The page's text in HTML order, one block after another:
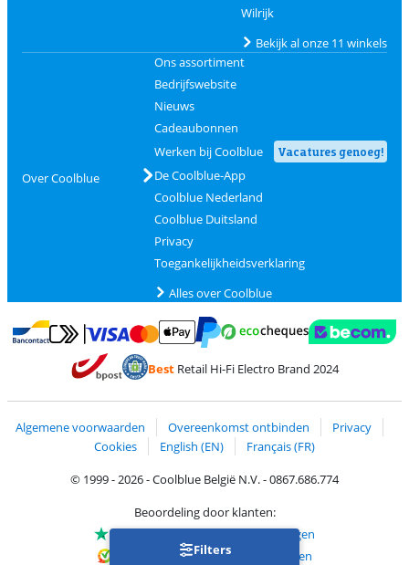
Filters
Wilrijk
Bekijk al onze 11 winkels
Over Coolblue
Ons assortiment
Bedrijfswebsite
Nieuws
Cadeaubonnen
Werken bij Coolblue
Vacatures genoeg!
De Coolblue-App
Coolblue Nederland
Coolblue Duitsland
Privacy
Toegankelijkheidsverklaring
Alles over Coolblue
Betalen met Bancontact
Betalen met MasterCard en Visa via ClickToPay
Betalen met PayPal
BestRetail Hi-Fi Electro Brand 2024
Algemene voorwaarden Overeenkomst ontbinden
Privacy
Cookies
English (EN)
Français (FR)
© 1999 - 2026 - Coolblue België N.V. - 0867.686.774
Beoordeling door klanten:
Trustpilot 4/5-75.129 beoordelingen
Kiyoh 9.1/10-68.705 beoordelingen